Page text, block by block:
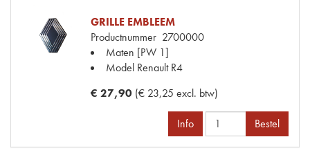
GRILLE EMBLEEM
Productnummer 2700000
Maten [PW 1]
Model Renault R4
€ 27,90 (€ 23,25 excl. btw)
Info Bestel